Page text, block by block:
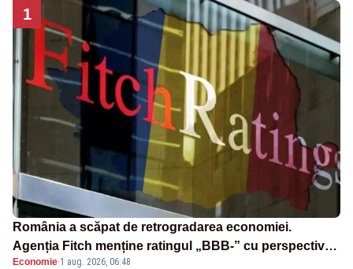
1
România a scăpat de retrogradarea economiei.
Agenția Fitch menține ratingul „BBB-” cu perspectivă
negativă
Economie·1 aug. 2026, 06:48